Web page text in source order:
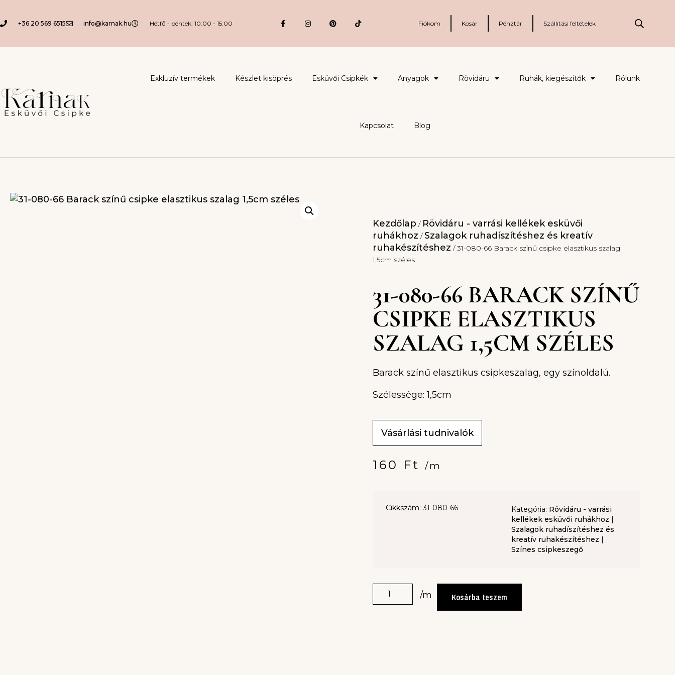
+36 20 569 6515 info@karnak.hu Hétfő - péntek: 10:00 - 15:00 Fiókom Kosár Pénztár Szállítási feltételek
Exkluzív termékek Készlet kisöprés Esküvői Csipkék Anyagok Rövidáru Ruhák, kiegészítők Rólunk
Kapcsolat Blog
Kezdőlap / Rövidáru - varrási kellékek esküvői
ruhákhoz /Szalagok ruhadíszítéshez és kreatív
ruhakészítéshez / 31-080-66 Barack színű csipke elasztikus szalag
1,5cm széles
31-080-66 BARACK SZÍNŰ
CSIPKE ELASZTIKUS
SZALAG 1,5CM SZÉLES
Barack színű elasztikus csipkeszalag, egy színoldalú.
Szélessége: 1,5cm
Vásárlási tudnivalók
160 Ft /m
Cikkszám: 31-080-66 Kategória: Rövidáru - varrási
kellékek esküvői ruhákhoz |
Szalagok ruhadíszítéshez és
kreatív ruhakészítéshez |
Színes csipkeszegő
/m Kosárba teszem